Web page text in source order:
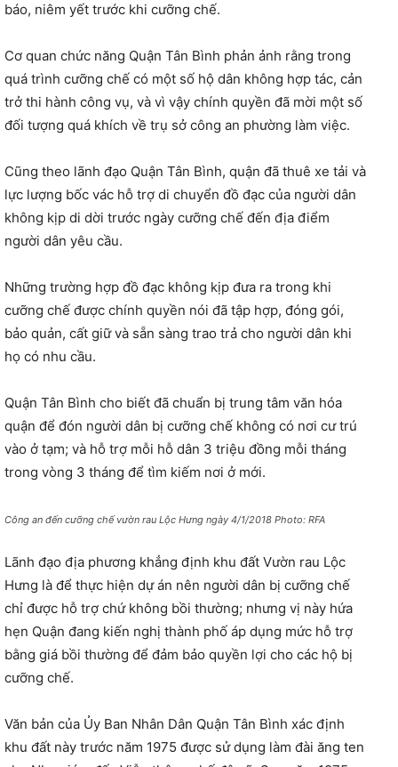
báo, niêm yết trước khi cưỡng chế.
Cơ quan chức năng Quận Tân Bình phản ảnh rằng trong
quá trình cưỡng chế có một số hộ dân không hợp tác, cản
trở thi hành công vụ, và vì vậy chính quyền đã mời một số
đối tượng quá khích về trụ sở công an phường làm việc.
Cũng theo lãnh đạo Quận Tân Bình, quận đã thuê xe tải và
lực lượng bốc vác hỗ trợ di chuyển đồ đạc của người dân
không kịp di dời trước ngày cưỡng chế đến địa điểm
người dân yêu cầu.
Những trường hợp đồ đạc không kịp đưa ra trong khi
cưỡng chế được chính quyền nói đã tập hợp, đóng gói,
bảo quản, cất giữ và sẵn sàng trao trả cho người dân khi
họ có nhu cầu.
Quận Tân Bình cho biết đã chuẩn bị trung tâm văn hóa
quận để đón người dân bị cưỡng chế không có nơi cư trú
vào ở tạm; và hỗ trợ mỗi hỗ dân 3 triệu đồng mỗi tháng
trong vòng 3 tháng để tìm kiếm nơi ở mới.
Công an đến cưỡng chế vườn rau Lộc Hưng ngày 4/1/2018 Photo: RFA
Lãnh đạo địa phương khẳng định khu đất Vườn rau Lộc
Hưng là để thực hiện dự án nên người dân bị cưỡng chế
chỉ được hỗ trợ chứ không bồi thường; nhưng vị này hứa
hẹn Quận đang kiến nghị thành phố áp dụng mức hỗ trợ
bằng giá bồi thường để đảm bảo quyền lợi cho các hộ bị
cưỡng chế.
Văn bản của Ủy Ban Nhân Dân Quận Tân Bình xác định
khu đất này trước năm 1975 được sử dụng làm đài ăng ten